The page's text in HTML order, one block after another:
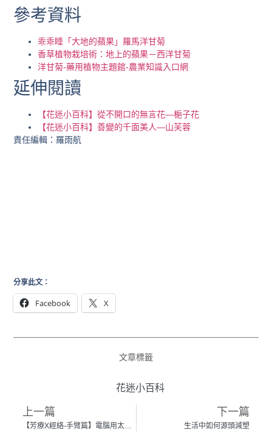
參考資料
乖乖睡「大地的蘋果」羅馬洋甘菊
香草植物栽培術：地上的蘋果－西洋甘菊
洋甘菊-藥用植物主題館-農業知識入口網
延伸閱讀
【花迷小百科】從不開口的無言花—梔子花
【花迷小百科】善變的千面美人—山芙蓉
責任編輯：羅雨航
分享此文：
Facebook X
文章標籤
花迷小百科
上一篇
【芳療X經絡-手臂篇】電腦用太久、搬重物手臂易酸麻？四步驟自學經絡按摩做日常保養
下一篇
生活中如何源頭減塑